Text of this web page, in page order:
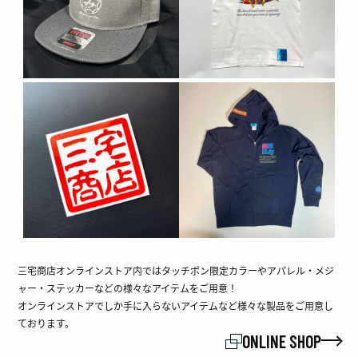
三宅商店オンラインストア内ではタッチポン限定カラーやアパレル・メジ
ャー・ステッカーなどの様々なアイテムをご用意！
オンラインストアでしか手に入らないアイテムなど様々な製品をご用意し
ております。
ONLINE SHOP